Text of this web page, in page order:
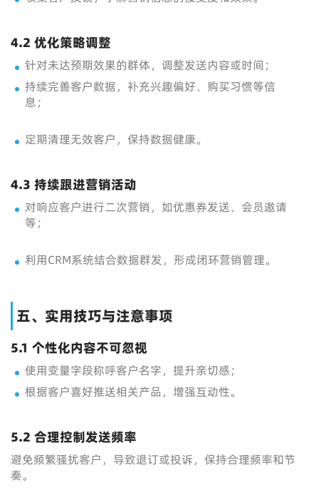
4.2 优化策略调整
针对未达预期效果的群体，调整发送内容或时间；
持续完善客户数据，补充兴趣偏好、购买习惯等信
息；
定期清理无效客户，保持数据健康。
4.3 持续跟进营销活动
对响应客户进行二次营销，如优惠券发送、会员邀请
等；
利用CRM系统结合数据群发，形成闭环营销管理。
五、实用技巧与注意事项
5.1 个性化内容不可忽视
使用变量字段称呼客户名字，提升亲切感；
根据客户喜好推送相关产品，增强互动性。
5.2 合理控制发送频率
避免频繁骚扰客户，导致退订或投诉，保持合理频率和节
奏。